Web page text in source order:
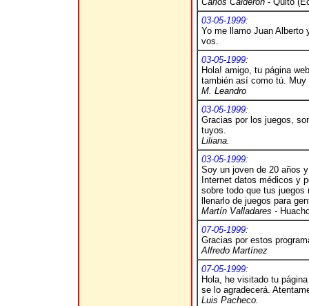
03-05-1999:
Yo me llamo Juan Alberto
vos.
03-05-1999:
Hola! amigo, tu página
también así como tú. Muy
M. Leandro
03-05-1999:
Gracias por los juegos,
tuyos.
Liliana.
03-05-1999:
Soy un joven de 20 años
Internet datos médicos y
sobre todo que tus
llenarlo de juegos para
Martín Valladares -
07-05-1999:
Gracias por estos
Alfredo Martínez
07-05-1999:
Hola, he visitado tu
se lo agradecerá.
Luis Pacheco.